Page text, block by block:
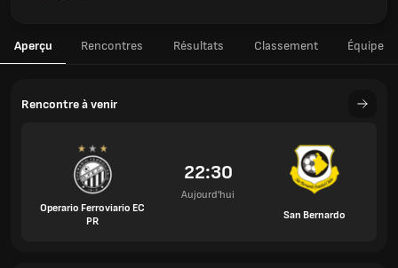
Aperçu Rencontres Résultats Classement Équipe
Rencontre à venir
Operario Ferroviario EC
PR
22:30
Aujourd'hui
San Bernardo